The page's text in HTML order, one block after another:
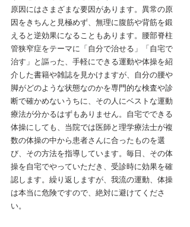
原因にはさまざまな要因があります。異常の原
因をきちんと見極めず、無理に腹筋や背筋を鍛
えると逆効果になることもあります。腰部脊柱
管狭窄症をテーマに「自分で治せる」「自宅で
治す」と謳った、手軽にできる運動や体操を紹
介した書籍や雑誌を見かけますが、自分の腰や
脚がどのような状態なのかを専門的な検査や診
断で確かめないうちに、その人にベストな運動
療法が分かるはずもありません。自宅でできる
体操にしても、当院では医師と理学療法士が複
数の体操の中から患者さんに合ったものを選
び、その方法を指導しています。毎日、その体
操を自宅でやっていただき、受診時に効果を確
認します。繰り返しますが、我流の運動、体操
は本当に危険ですので、絶対に避けてくださ
い。